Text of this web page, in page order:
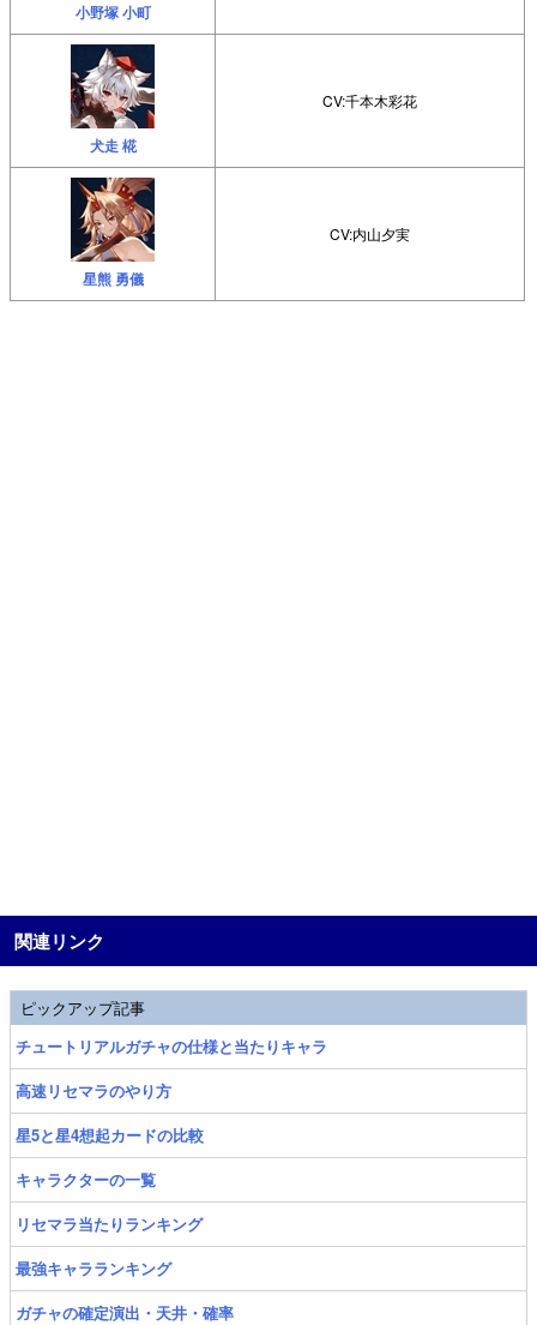
小野塚 小町
犬走 椛
CV:千本木彩花
星熊 勇儀
CV:内山夕実
関連リンク
ピックアップ記事
チュートリアルガチャの仕様と当たりキャラ
高速リセマラのやり方
星5と星4想起カードの比較
キャラクターの一覧
リセマラ当たりランキング
最強キャラランキング
ガチャの確定演出・天井・確率